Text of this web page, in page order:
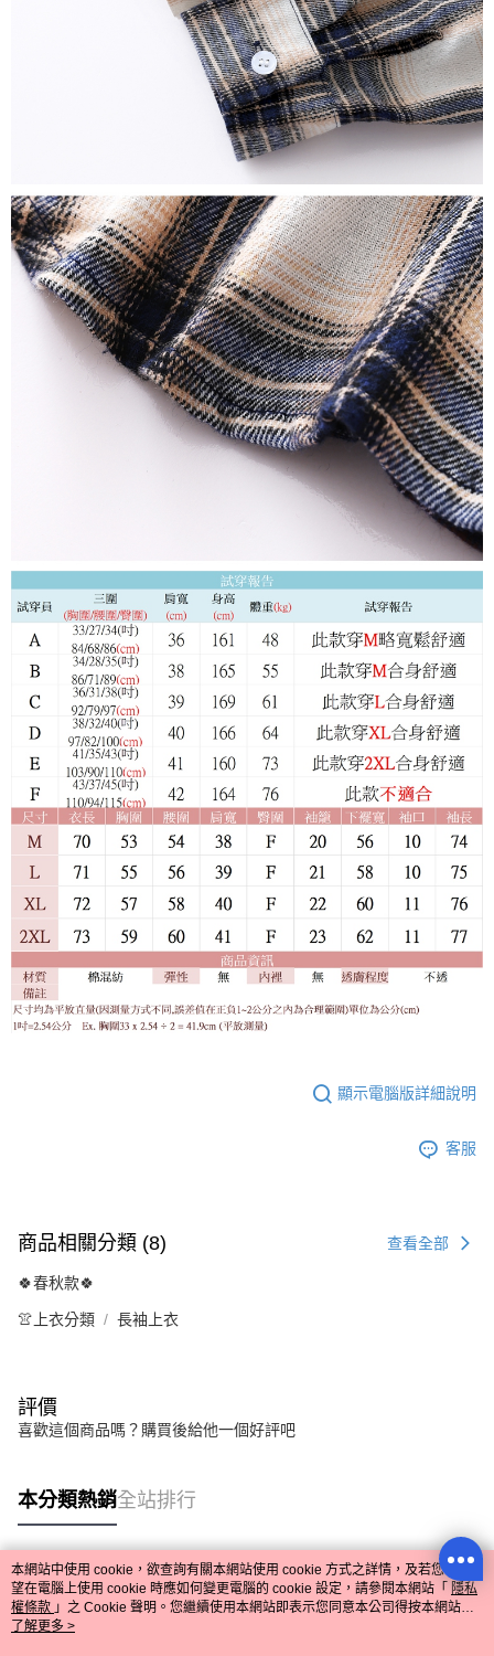
顯示電腦版詳細說明
客服
商品相關分類 (8) 查看全部
🍀春秋款🍀
👚上衣分類 長袖上衣
評價
喜歡這個商品嗎？購買後給他一個好評吧
本分類熱銷全站排行
熱門標籤
本網站中使用 cookie，欲查詢有關本網站使用 cookie 方式之詳情，及若您不希
望在電腦上使用 cookie 時應如何變更電腦的 cookie 設定，請參閱本網站「 隱私
權條款 」之 Cookie 聲明。您繼續使用本網站即表示您同意本公司得按本網站使
用條款之 Cookie 聲明使用 cookie。
了解更多 >